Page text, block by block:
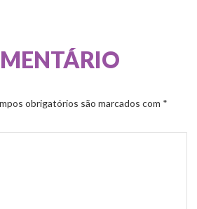
obrigatórios são marcados com *